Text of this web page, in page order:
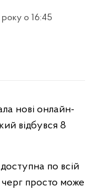
о 16:45
відбувся 8
по всій
черг просто може